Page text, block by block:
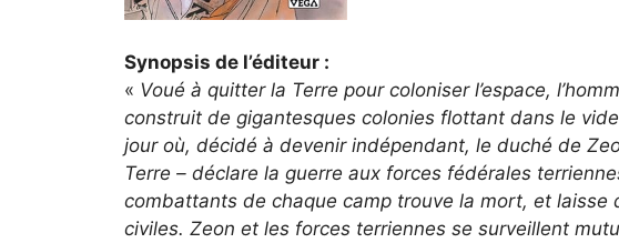
Synopsis de l’éditeur :
« Voué à quitter la Terre pour coloniser l’espace,
construit de gigantesques colonies flottant dans le
jour où, décidé à devenir indépendant, le duché de
Terre – déclare la guerre aux forces fédérales
combattants de chaque camp trouve la mort, et laisse
civiles. Zeon et les forces terriennes se surveillent